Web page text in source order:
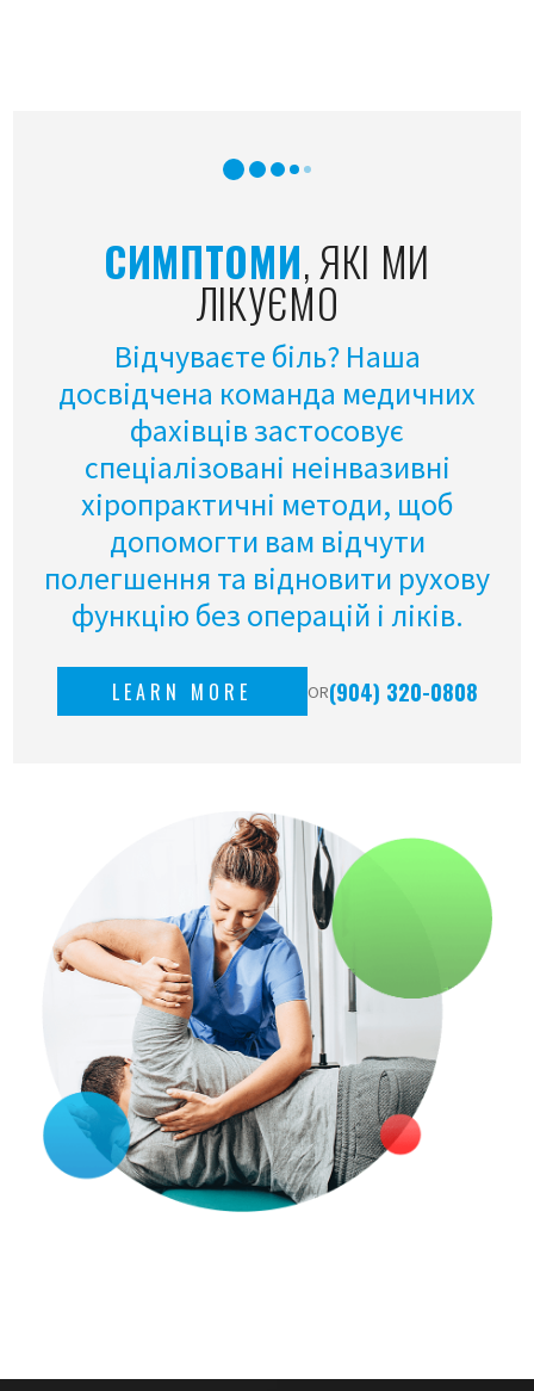
СИМПТОМИ, ЯКІ МИ
ЛІКУЄМО
Відчуваєте біль? Наша
досвідчена команда медичних
фахівців застосовує
спеціалізовані неінвазивні
хіропрактичні методи, щоб
допомогти вам відчути
полегшення та відновити рухову
функцію без операцій і ліків.
LEARN MORE OR(904) 320-0808